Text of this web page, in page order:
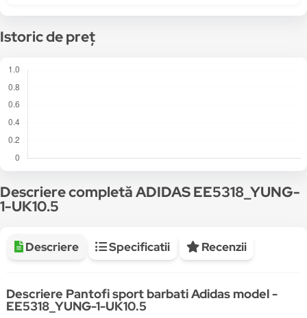
Istoric de preț
Descriere completă ADIDAS EE5318_YUNG-
1-UK10.5
Descriere Specificatii Recenzii
Descriere Pantofi sport barbati Adidas model -
EE5318_YUNG-1-UK10.5